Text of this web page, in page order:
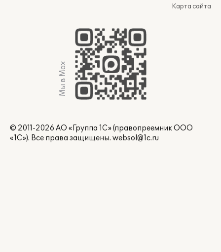
Карта сайта
Мы в Max
© 2011-2026 АО «Группа 1С» (правопреемник ООО
«1С»). Все права защищены. websol@1c.ru